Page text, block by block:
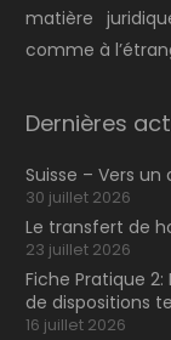
matière
comme à
Dernières
Suisse – Vers un
30 juillet 2026
Le transfert de
23 juillet 2026
Fiche Pratique
de dispositions
16 juillet 2026